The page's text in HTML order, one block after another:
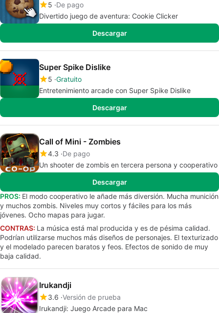
5 De pago
Divertido juego de aventura: Cookie Clicker
Descargar
Super Spike Dislike
5 Gratuito
Entretenimiento arcade con Super Spike Dislike
Descargar
Call of Mini - Zombies
4.3 De pago
Un shooter de zombis en tercera persona y cooperativo
Descargar
PROS: El modo cooperativo le añade más diversión. Mucha munición
y muchos zombis. Niveles muy cortos y fáciles para los más
jóvenes. Ocho mapas para jugar.
CONTRAS: La música está mal producida y es de pésima calidad.
Podrían utilizarse muchos más diseños de personajes. El texturizado
y el modelado parecen baratos y feos. Efectos de sonido de muy
baja calidad.
Irukandji
3.6 Versión de prueba
Irukandji: Juego Arcade para Mac